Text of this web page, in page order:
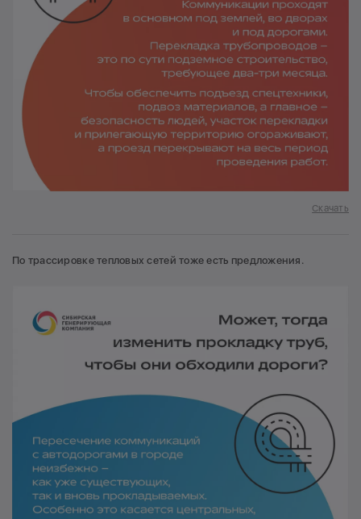
Скачать
По трассировке тепловых сетей тоже есть предложения.